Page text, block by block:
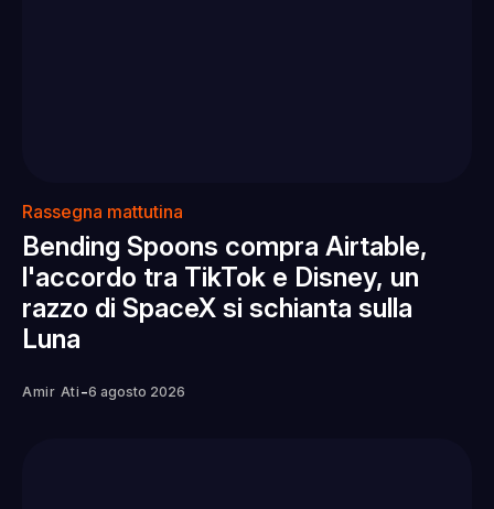
Rassegna mattutina
Bending Spoons compra Airtable,
l'accordo tra TikTok e Disney, un
razzo di SpaceX si schianta sulla
Luna
Amir Ati -6 agosto 2026